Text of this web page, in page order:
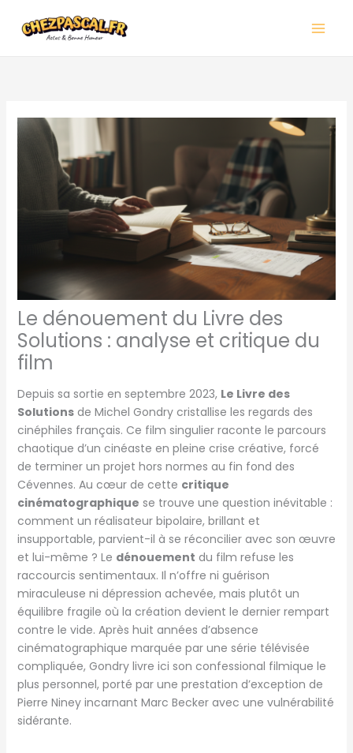
contenu
Le dénouement du Livre des
Solutions : analyse et critique du
film
Depuis sa sortie en septembre 2023, Le Livre des
Solutionsde Michel Gondry cristallise les regards des
cinéphiles français. Ce film singulier raconte le parcours
chaotique d’un cinéaste en pleine crise créative, forcé
de terminer un projet hors normes au fin fond des
Cévennes. Au cœur de cette critique
cinématographique se trouve une question inévitable :
comment un réalisateur bipolaire, brillant et
insupportable, parvient-il à se réconcilier avec son œuvre
et lui-même ? Le dénouement du film refuse les
raccourcis sentimentaux. Il n’offre ni guérison
miraculeuse ni dépression achevée, mais plutôt un
équilibre fragile où la création devient le dernier rempart
contre le vide. Après huit années d’absence
cinématographique marquée par une série télévisée
compliquée, Gondry livre ici son confessional filmique le
plus personnel, porté par une prestation d’exception de
Pierre Niney incarnant Marc Becker avec une vulnérabilité
sidérante.